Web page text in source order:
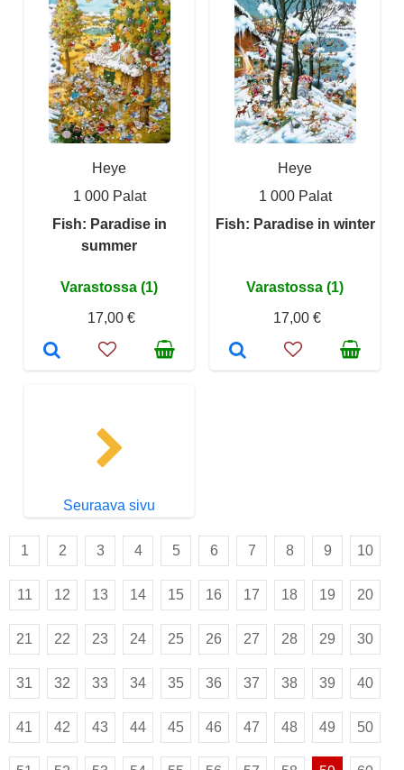
Heye
1 000 Palat
Fish: Paradise in
summer
Varastossa (1)
17,00 €
Heye
1 000 Palat
Fish: Paradise in winter
Varastossa (1)
17,00 €
Seuraava sivu
1 2 3 4 5 6 7 8 9 10
11 12 13 14 15 16 17 18 19 20
21 22 23 24 25 26 27 28 29 30
31 32 33 34 35 36 37 38 39 40
41 42 43 44 45 46 47 48 49 50